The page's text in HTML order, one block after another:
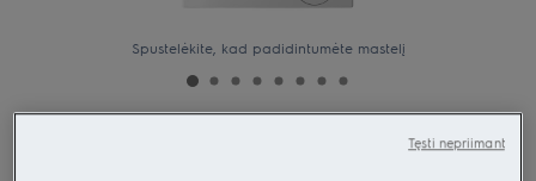
Spustelėkite, kad padidintumėte mastelį
Tęsti nepriimant